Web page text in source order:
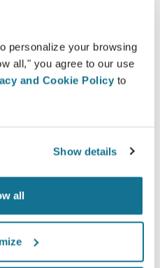
personalize your browsing
all," you agree to our use
and Cookie Policy to
Show details
all
di essere soddisfatto
se ha utilizzato
una mastoplastica additiva